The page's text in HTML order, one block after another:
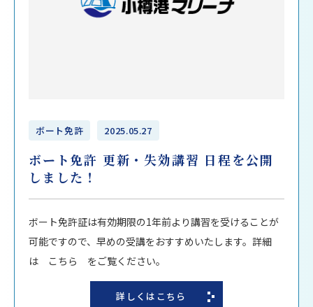
ボート免許 2025.05.27
ボート免許 更新・失効講習 日程を公開
しました！
ボート免許証は有効期限の1年前より講習を受けることが
可能ですので、早めの受講をおすすめいたします。詳細
は こちら をご覧ください。
詳しくはこちら